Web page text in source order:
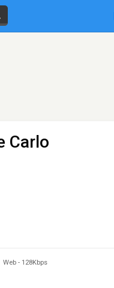
Carlo
Web - 128Kbps